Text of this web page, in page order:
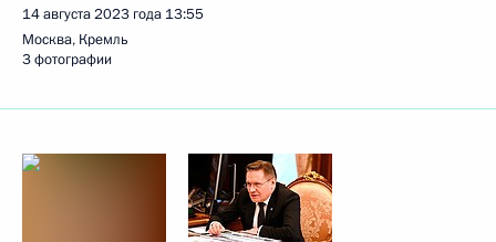
14 августа 2023 года 13:55
Москва, Кремль
3 фотографии